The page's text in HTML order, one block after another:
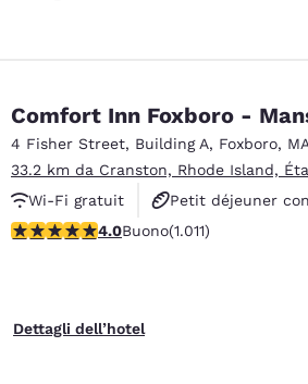
Comfort Inn Foxboro -
4 Fisher Street, Building A, Foxboro,
33.2 km da Cranston, Rhode Island,
Wi-Fi gratuit
Petit déjeuner
Petit déjeuner chaud offert
Valutazione di 3.99 stelle. Buono. 1011
4.0Buono(1.011)
Dettagli dell’hotel